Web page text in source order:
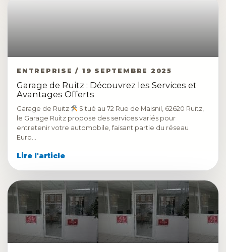
ENTREPRISE / 19 SEPTEMBRE 2025
Garage de Ruitz : Découvrez les Services et
Avantages Offerts
Garage de Ruitz
Situé au 72 Rue de Maisnil, 62620 Ruitz,
le Garage Ruitz propose des services variés pour
entretenir votre automobile, faisant partie du réseau
Euro…
Lire l'article